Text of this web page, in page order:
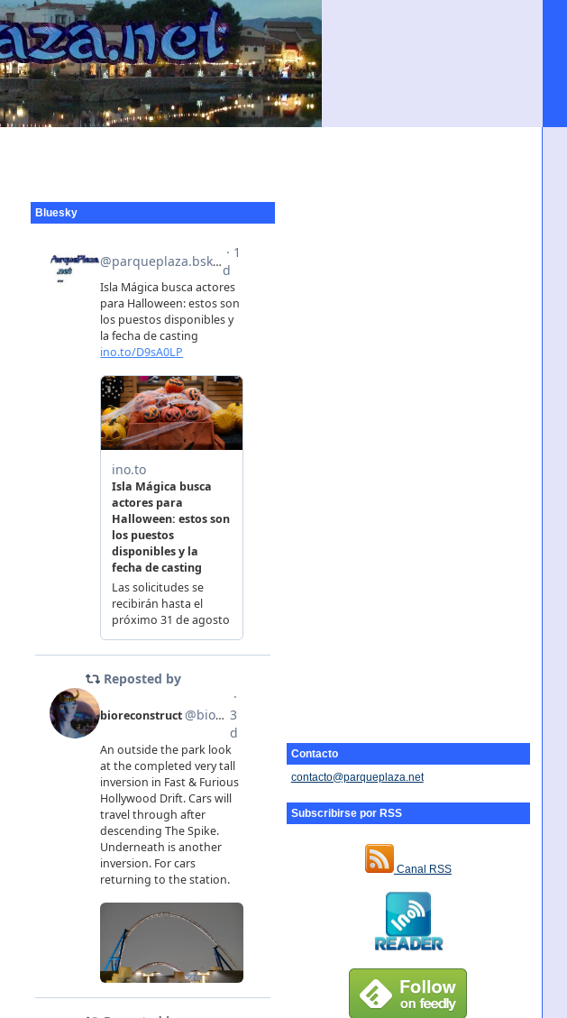
Contacto
contacto@parqueplaza.net
Subscribirse por RSS
Canal RSS
Bluesky